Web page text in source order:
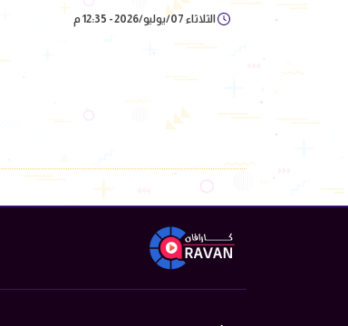
الثلاثاء 07/يوليو/2026 - 12:35 م